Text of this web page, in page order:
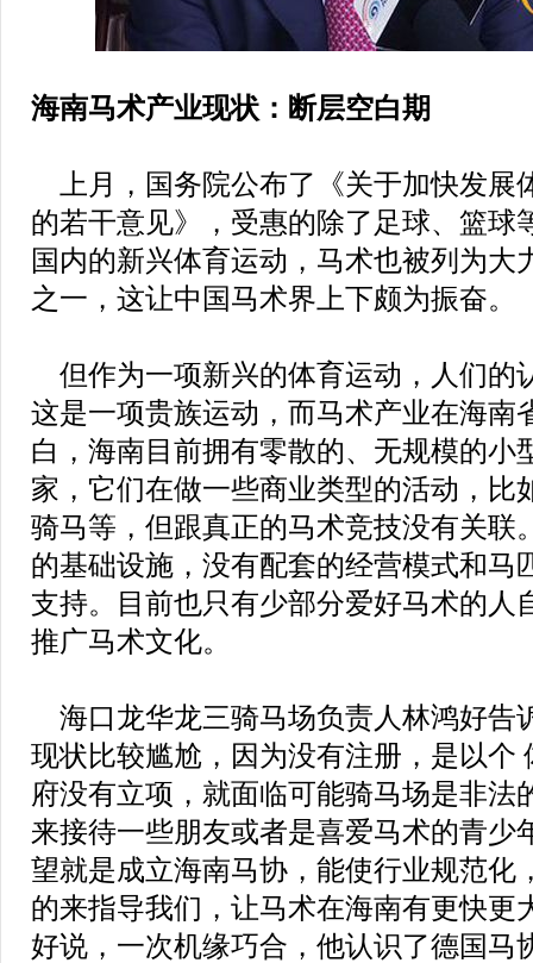
海南马术产业现状：断层空白期
上月，国务院公布了《关于加快发展
的若干意见》，受惠的除了足球、篮球
国内的新兴体育运动，马术也被列为大
之一，这让中国马术界上下颇为振奋。
但作为一项新兴的体育运动，人们的
这是一项贵族运动，而马术产业在海南
白，海南目前拥有零散的、无规模的小
家，它们在做一些商业类型的活动，比
骑马等，但跟真正的马术竞技没有关联
的基础设施，没有配套的经营模式和马
支持。目前也只有少部分爱好马术的人
推广马术文化。
海口龙华龙三骑马场负责人林鸿好告
现状比较尴尬，因为没有注册，是以个
府没有立项，就面临可能骑马场是非法
来接待一些朋友或者是喜爱马术的青少
望就是成立海南马协，能使行业规范化
的来指导我们，让马术在海南有更快更
好说，一次机缘巧合，他认识了德国马